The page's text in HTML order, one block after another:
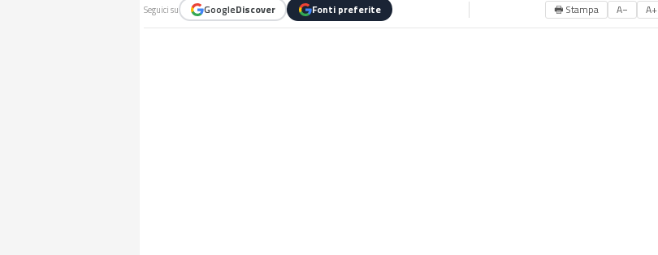
Seguici su GoogleDiscover Fonti preferite 🖶 Stampa A− A+